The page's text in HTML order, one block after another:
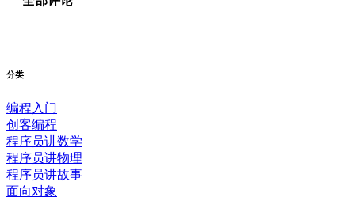
分类
编程入门
创客编程
程序员讲数学
程序员讲物理
程序员讲故事
面向对象